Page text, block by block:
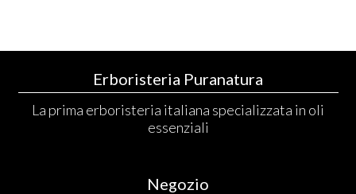
Erboristeria Puranatura
La prima erboristeria italiana specializzata in oli
essenziali
Negozio